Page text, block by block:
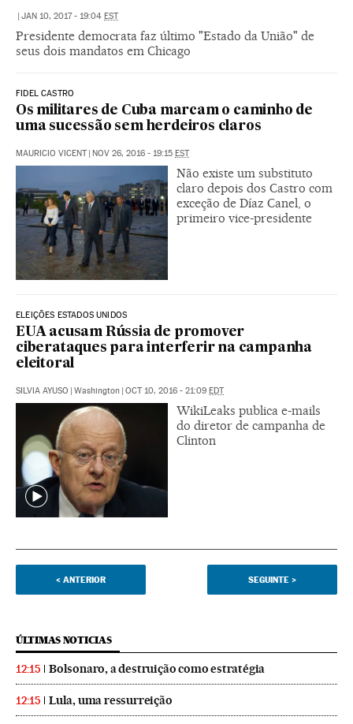
JAN 10, 2017 - 19:04 EST
Presidente democrata faz último "Estado da União" de
seus dois mandatos em Chicago
FIDEL CASTRO
Os militares de Cuba marcam o caminho de
uma sucessão sem herdeiros claros
MAURICIO VICENT NOV 26, 2016 - 19:15 EST
Não existe um substituto
claro depois dos Castro com
exceção de Díaz Canel, o
primeiro vice-presidente
ELEIÇÕES ESTADOS UNIDOS
EUA acusam Rússia de promover
ciberataques para interferir na campanha
eleitoral
SILVIA AYUSO Washington OCT 10, 2016 - 21:09 EDT
WikiLeaks publica e-mails
do diretor de campanha de
Clinton
< ANTERIOR SEGUINTE >
ÚLTIMAS NOTICIAS
12:15 Bolsonaro, a destruição como estratégia
12:15 Lula, uma ressurreição